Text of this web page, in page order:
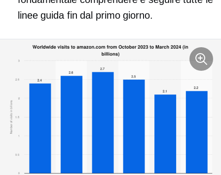
linee guida fin dal primo giorno.